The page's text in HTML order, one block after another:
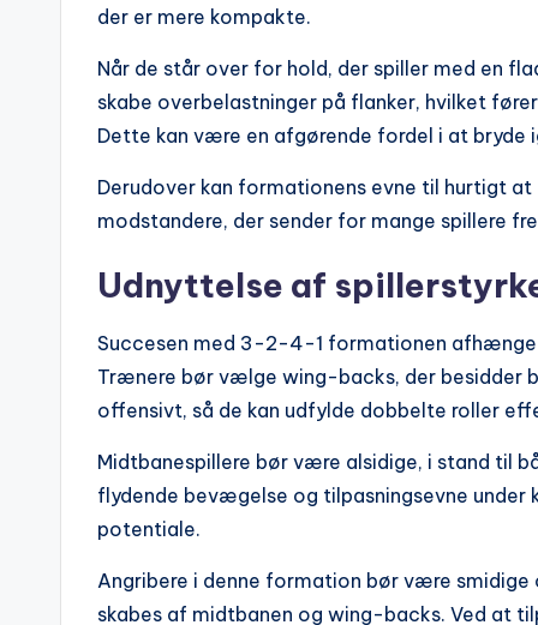
der er mere kompakte.
Når de står over for hold, der spiller med en
skabe overbelastninger på flanker, hvilket
Dette kan være en afgørende fordel i at
Derudover kan formationens evne til hurtigt
modstandere, der sender for mange spillere
Udnyttelse af
Succesen med 3-2-4-1 formationen
Trænere bør vælge wing-backs, der besidder
offensivt, så de kan udfylde dobbelte roller
Midtbanespillere bør være alsidige, i stand til
flydende bevægelse og tilpasningsevne
potentiale.
Angribere i denne formation bør være
skabes af midtbanen og wing-backs. Ved at